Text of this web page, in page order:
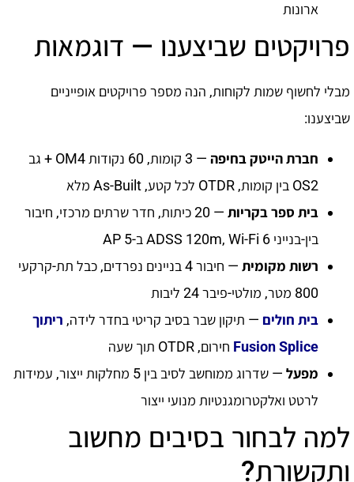
ארונות
פרויקטים שביצענו — דוגמאות
מבלי לחשוף שמות לקוחות, הנה מספר פרויקטים אופייניים
שביצענו:
חברת הייטק בחיפה
— 3 קומות, 60 נקודות OM4 + גב
OS2 בין קומות, OTDR לכל קטע, As-Built מלא
בית ספר בקריות
— 20 כיתות, חדר שרתים מרכזי, חיבור
בין-בנייני ADSS 120m, Wi-Fi 6 ב-5 AP
רשות מקומית
— חיבור 4 בניינים נפרדים, כבל תת-קרקעי
800 מטר, מולטי-פיבר 24 ליבות
בית חולים — תיקון שבר בסיב קריטי בחדר לידה, ריתוך
Fusion Splice חירום, OTDR תוך שעה
מפעל
— שדרוג ממוחשב לסיב בין 5 מחלקות ייצור, עמידות
לרטט ואלקטרומגנטיות מנועי ייצור
למה לבחור בסיבים מחשוב
ותקשורת?